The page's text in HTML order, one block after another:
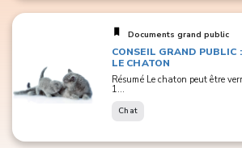
Documents grand public
CONSEIL GRAND PUBLIC
LE CHATON
Résumé Le chaton peut être
1...
Chat